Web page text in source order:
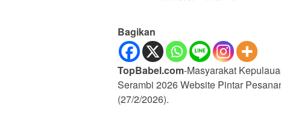
Bagikan
TopBabel.com-Masyarakat
Serambi 2026 Website Pintar
(27/2/2026).